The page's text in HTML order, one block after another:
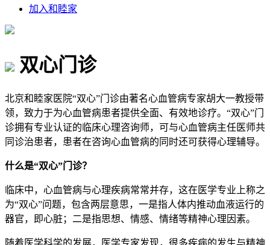
加入和睦家
双心门诊
北京和睦家医院“双心”门诊由著名心血管病专家胡大一教授带
领，致力于为心血管病患者提供全面、有效地诊疗。“双心”门
诊拥有专业认证的临床心理咨询师，可与心血管病主任医师共
同诊治患者，患者在咨询心血管病的同时还可获得心理辅导。
什么是“双心”门诊？
临床中，心血管病与心理疾病常常并存，这在医学专业上称之
为“双心”问题，包含两层意思，一是指人体内推动血液运行的
器官，即心脏；二是指思想、情感、情绪等精神心理因素。
随着医学科学的发展，医学专家发现，很多疾病的发生与精神